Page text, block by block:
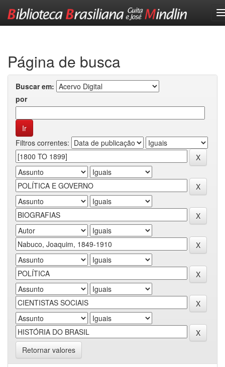
Página de busca
Buscar em:
por
Filtros correntes:
Retornar valores